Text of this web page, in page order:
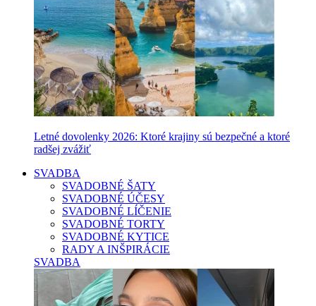
Letné dovolenky 2026: Ktoré krajiny sú bezpečné a ktoré
radšej zvážiť
SVADBA
SVADOBNÉ ŠATY
SVADOBNÉ ÚČESY
SVADOBNÉ LÍČENIE
SVADOBNÉ TORTY
SVADOBNÉ KYTICE
RADY A INŠPIRÁCIE
SVADBA